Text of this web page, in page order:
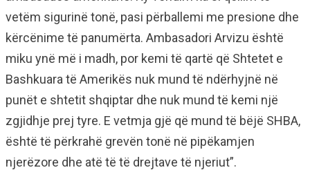
vetëm sigurinë tonë, pasi përballemi me presione dhe
kërcënime të panumërta. Ambasadori Arvizu është
miku ynë më i madh, por kemi të qartë që Shtetet e
Bashkuara të Amerikës nuk mund të ndërhyjnë në
punët e shtetit shqiptar dhe nuk mund të kemi një
zgjidhje prej tyre. E vetmja gjë që mund të bëjë SHBA,
është të përkrahë grevën tonë në pipëkamjen
njerëzore dhe atë të të drejtave të njeriut”.